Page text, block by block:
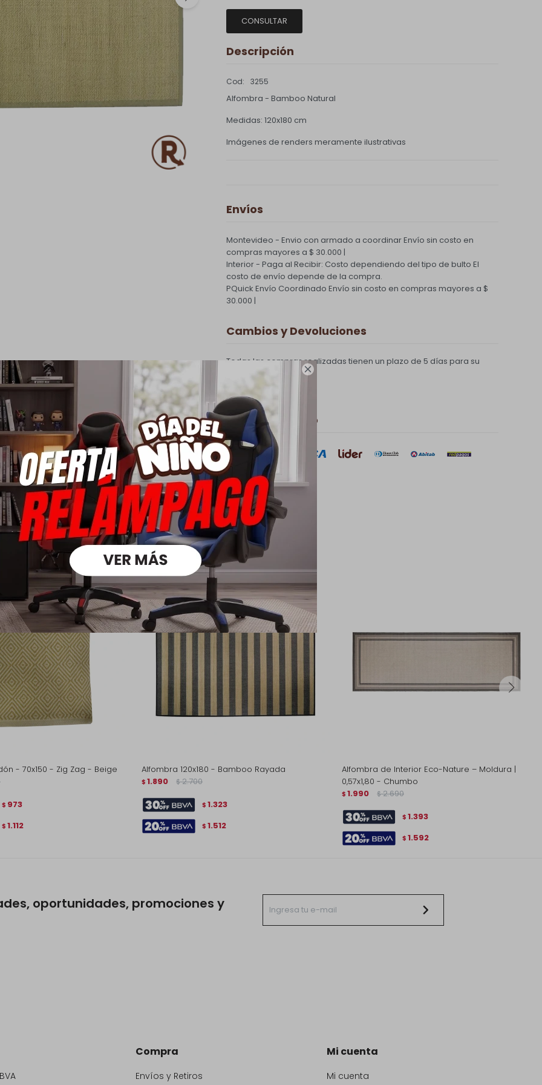

CONSULTAR
Descripción
3255
Alfombra - Bamboo Natural
Medidas: 120x180 cm
Imágenes de renders meramente ilustrativas
Envíos
Montevideo - Envio con armado a coordinarEnvío sin costo en
compras mayores a $ 30.000 |
Interior - Paga al Recibir: Costo dependiendo del tipo de bulto El
costo de envío depende de la compra.
PQuick Envío Coordinado Envío sin costo en compras mayores a $
30.000 |
Cambios y Devoluciones
Todas las compras realizadas tienen un plazo de 5 días para su
cambio.
Ver mas
Medios de pago
que te pueden interesar
- 70x150 - Zig Zag - Beige
$ 973
$ 1.112
Alfombra 120x180 - Bamboo Rayada
$ 1.890 $ 2.700
$ 1.323
$ 1.512
Alfombra de Interior Eco-Nature – Moldura |
0,57x1,80 - Chumbo
$ 1.990 $ 2.690
$ 1.393
$ 1.592
oportunidades, promociones y
Compra
Envíos y Retiros
Mi cuenta
Mi cuenta